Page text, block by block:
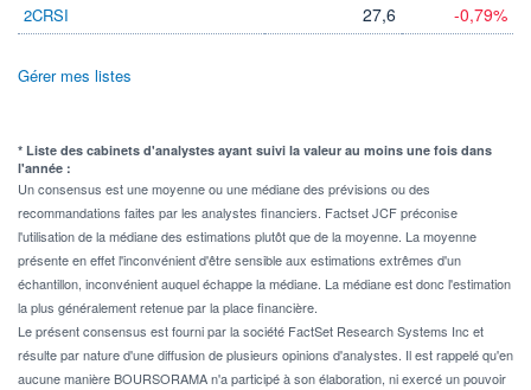
2CRSI 27,6 -0,79%
Gérer mes listes
* Liste des cabinets d'analystes ayant suivi la valeur au moins une fois dans
l'année :
Un consensus est une moyenne ou une médiane des prévisions ou des
recommandations faites par les analystes financiers. Factset JCF préconise
l'utilisation de la médiane des estimations plutôt que de la moyenne. La moyenne
présente en effet l'inconvénient d'être sensible aux estimations extrêmes d'un
échantillon, inconvénient auquel échappe la médiane. La médiane est donc l'estimation
la plus généralement retenue par la place financière.
Le présent consensus est fourni par la société FactSet Research Systems Inc et
résulte par nature d'une diffusion de plusieurs opinions d'analystes. Il est rappelé qu'en
aucune manière BOURSORAMA n'a participé à son élaboration, ni exercé un pouvoir